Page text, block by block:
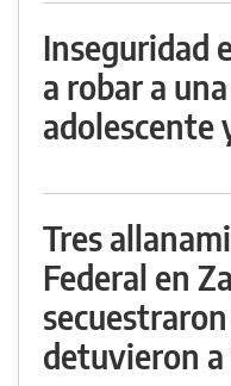
Inseguridad
a robar a
adolescente
Tres
Federal en
detuvieron